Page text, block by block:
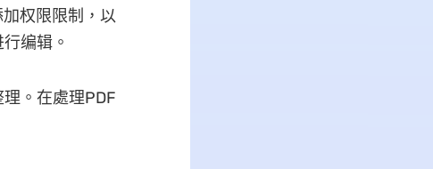
权限限制，以
编辑。
。在處理PDF